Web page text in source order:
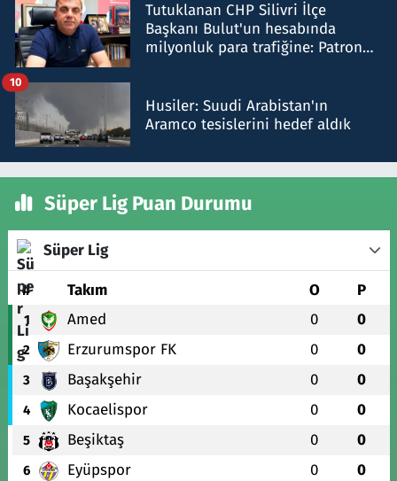
Tutuklanan CHP Silivri İlçe
Başkanı Bulut'un hesabında
milyonluk para trafiğine: Patron
Husiler: Suudi Arabistan'ın
Aramco tesislerini hedef aldık
10
Süper Lig Puan Durumu
Süper Lig
# Takım O P
1 Amed 0 0
2 Erzurumspor FK 0 0
3 Başakşehir 0 0
4 Kocaelispor 0 0
5 Beşiktaş 0 0
6 Eyüpspor 0 0